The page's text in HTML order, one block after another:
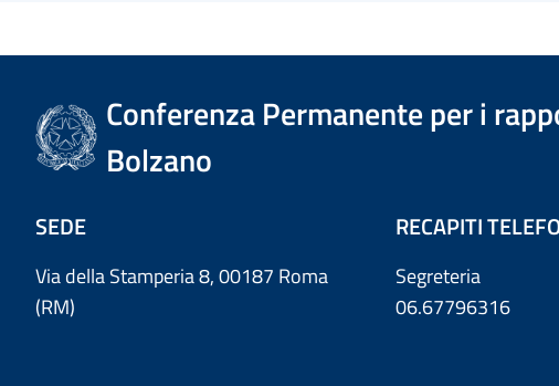
Conferenza Permanente per i
Bolzano
SEDE
Via della Stamperia 8, 00187 Roma
(RM)
RECAPITI
Segreteria
06.67796316